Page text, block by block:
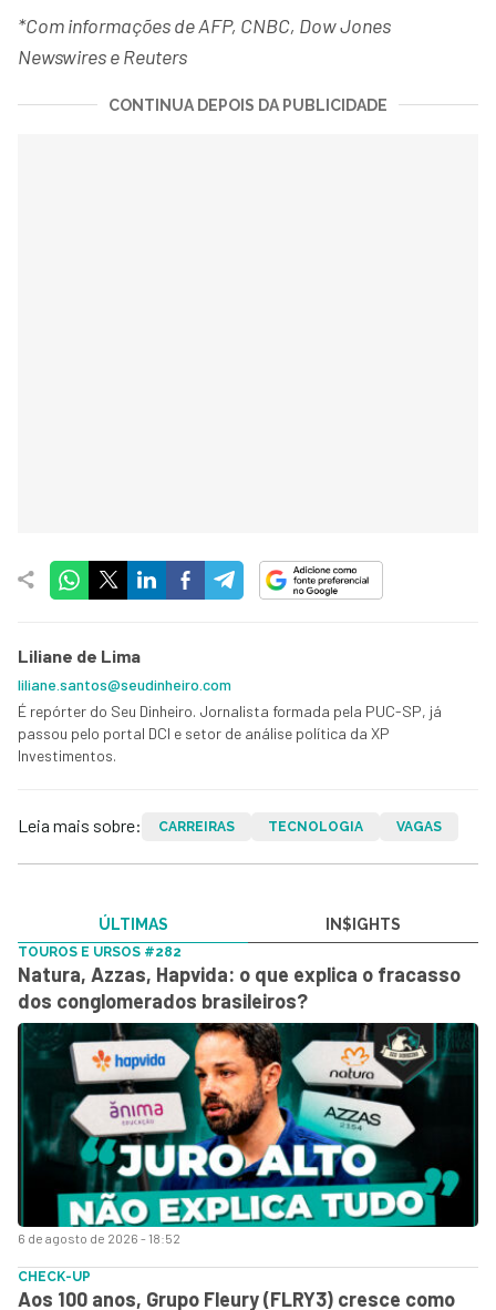
*Com informações de AFP, CNBC, Dow Jones
Newswires e Reuters
CONTINUA DEPOIS DA PUBLICIDADE
Liliane de Lima
liliane.santos@seudinheiro.com
É repórter do Seu Dinheiro. Jornalista formada pela PUC-SP, já
passou pelo portal DCI e setor de análise política da XP
Investimentos.
Leia mais sobre: CARREIRAS TECNOLOGIA VAGAS
ÚLTIMAS IN$IGHTS
6 de agosto de 2026 - 18:52
TOUROS E URSOS #282
Natura, Azzas, Hapvida: o que explica o fracasso
dos conglomerados brasileiros?
CHECK-UP
Aos 100 anos, Grupo Fleury (FLRY3) cresce como